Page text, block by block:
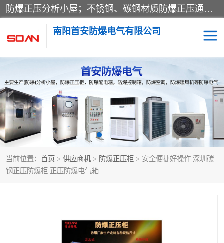
防爆正压分析小屋；不锈钢、碳钢材质防爆正压通风柜，分上下、左右、外挂三种款式；立式、挂式防爆配电柜体；不锈钢、碳钢防爆变频、磁力、星三角启动器；不锈钢、碳钢、铸铝防爆控制箱柜；可操作按键、多块式防爆仪表箱；多材质防爆接线箱；台式防爆电脑、防爆监视器。产品适配石油、化工、煤炭、电力、纺织、酿酒、航天、铁路、冶金、船舶、消防、市政等多行业工况使用。
南阳首安防爆电气有限公司
当前位置： 首页 > 供应商机 > 防爆正压柜 > 安全便捷好操作 深圳碳
钢正压防爆柜 正压防爆电气箱
防爆小屋 防爆正压柜
防爆空调 防爆配电箱
防爆控制箱 防爆接线箱
防爆操作柱 防爆监视显示器